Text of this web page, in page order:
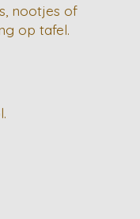
nootjes of
op tafel.